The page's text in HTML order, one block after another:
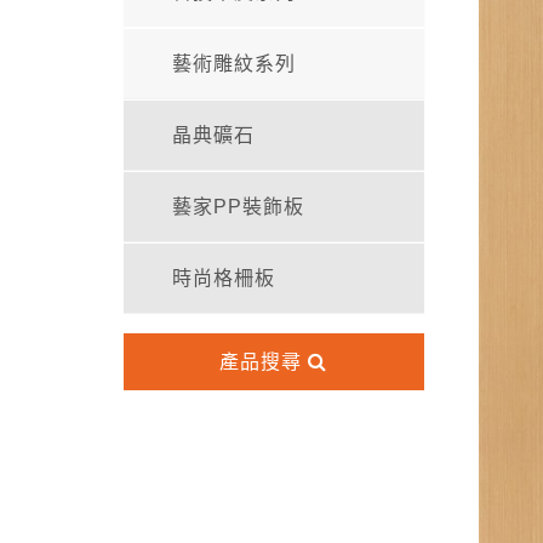
藝術雕紋系列
晶典礦石
藝家PP裝飾板
時尚格柵板
產品搜尋